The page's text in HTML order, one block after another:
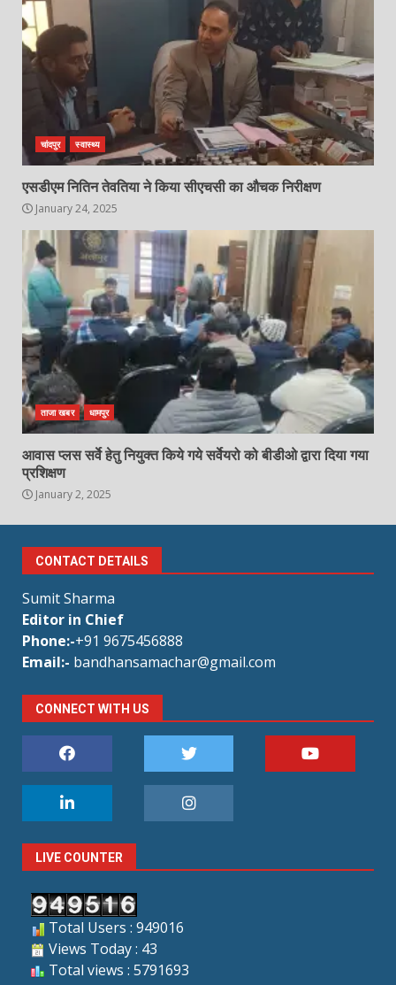
चांदपुर स्वास्थ्य
एसडीएम नितिन तेवतिया ने किया सीएचसी का औचक निरीक्षण
January 24, 2025
ताजा खबर धामपुर
आवास प्लस सर्वे हेतु नियुक्त किये गये सर्वेयरो को बीडीओ द्वारा दिया गया
प्रशिक्षण
January 2, 2025
CONTACT DETAILS
Sumit Sharma
Editor in Chief
Phone:-+91 9675456888
Email:- bandhansamachar@gmail.com
CONNECT WITH US
LIVE COUNTER
Total Users : 949016
Views Today : 43
Total views : 5791693